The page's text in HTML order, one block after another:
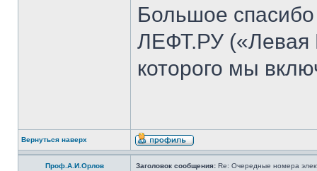
Большое
ЛЕФТ.РУ («Левая
которого мы
Вернуться наверх
Проф.А.И.Орлов Заголовок сообщения: Re: Очередные номера